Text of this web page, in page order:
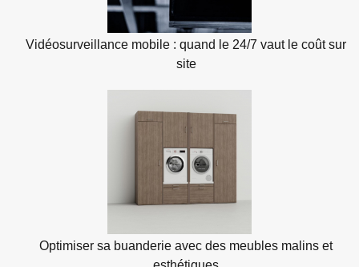
Vidéosurveillance mobile : quand le 24/7 vaut le coût sur
site
Optimiser sa buanderie avec des meubles malins et